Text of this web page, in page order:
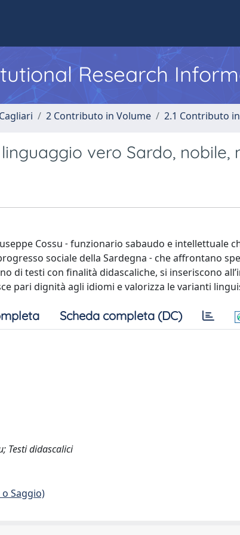
Research
2 Contributo in Volume 2.1 Contributo
linguaggio vero Sardo,
Cossu ˗ funzionario sabaudo e intellettuale
sociale della Sardegna ˗ che affrontano
di testi con finalità didascaliche, si inseriscono
pari dignità agli idiomi e valorizza le varianti
Scheda completa (DC)
Testi didascalici
Saggio)